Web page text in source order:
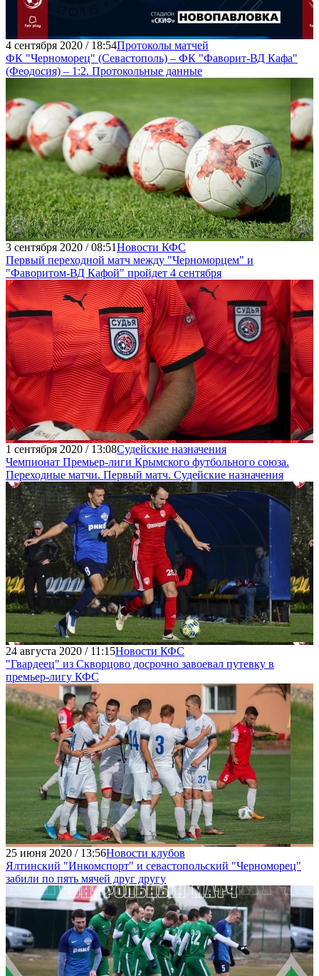
4 сентября 2020 / 18:54Протоколы матчей
ФК "Черноморец" (Севастополь) – ФК "Фаворит-ВД Кафа"
(Феодосия) – 1:2. Протокольные данные
3 сентября 2020 / 08:51Новости КФС
Первый переходной матч между "Черноморцем" и
"Фаворитом-ВД Кафой" пройдет 4 сентября
1 сентября 2020 / 13:08Судейские назначения
Чемпионат Премьер-лиги Крымского футбольного союза.
Переходные матчи. Первый матч. Судейские назначения
24 августа 2020 / 11:15Новости КФС
"Гвардеец" из Скворцово досрочно завоевал путевку в
премьер-лигу КФС
25 июня 2020 / 13:56Новости клубов
Ялтинский "Инкомспорт" и севастопольский "Черноморец"
забили по пять мячей друг другу